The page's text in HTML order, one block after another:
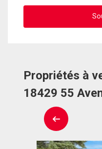
Propriétés à
18429 55